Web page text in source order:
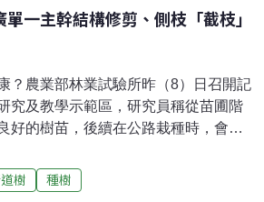
一主幹結構修剪、側枝「截枝」
？農業部林業試驗所昨（8）日召開記
究及教學示範區，研究員稱從苗圃階
好的樹苗，後續在公路栽種時，會更
下個階段將培訓地方政府樹木管理單
長曾彥學稱，行道樹改革的最大障
樹 種樹